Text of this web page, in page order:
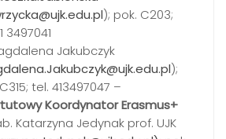
); pok. C203;
3497041
Jakubczyk
);
tel. 413497047 –
Koordynator Erasmus+
Katarzyna Jedynak prof. UJK